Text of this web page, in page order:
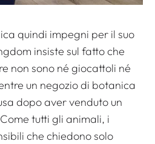
quindi impegni per il suo
insiste sul fatto che
non sono né giocattoli né
un negozio di botanica
dopo aver venduto un
tutti gli animali, i
che chiedono solo